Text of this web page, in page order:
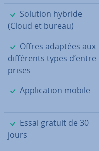
✓
Solution hybride
(Cloud et bureau)
✓
Offres adaptées aux
dif­fé­rents types d’en­tre­
prises
✓
Ap­pli­ca­tion mobile
✓
Essai gratuit de 30
jours